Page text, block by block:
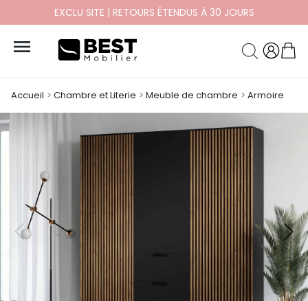
EXCLU SITE | RETOURS ÉTENDUS À 30 JOURS

Accueil Chambre et Literie Meuble de chambre Armoire